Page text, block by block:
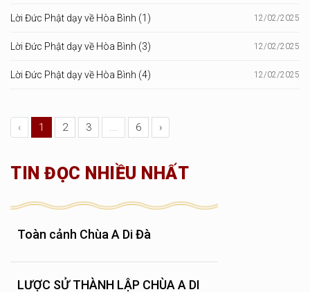
Lời Đức Phật dạy về Hòa Bình (1) 12/02/2025
Lời Đức Phật dạy về Hòa Bình (3) 12/02/2025
Lời Đức Phật dạy về Hòa Bình (4) 12/02/2025
‹ 1 2 3 ... 6 ›
TIN ĐỌC NHIỀU NHẤT
Toàn cảnh Chùa A Di Đà
LƯỢC SỬ THÀNH LẬP CHÙA A DI